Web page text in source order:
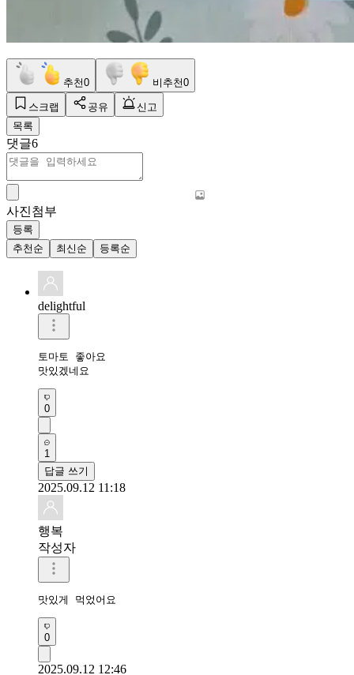
추천0 비추천0
스크랩 공유
신고
목록
댓글6
사진첨부
등록
추천순
최신순 등록순
delightful
토마토 좋아요
맛있겠네요
0
1
답글 쓰기
2025.09.12 11:18
행복
작성자
맛있게 먹었어요
0
2025.09.12 12:46